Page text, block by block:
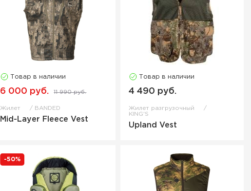
Товар в наличии
6 000 руб. 11 990 руб.
Жилет BANDED
Mid-Layer Fleece Vest
Товар в наличии
4 490 руб.
Жилет разгрузочный
KING'S
Upland Vest
-50%